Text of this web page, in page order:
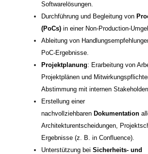
Softwarelösungen.
Durchführung und Begleitung von
(PoCs) in einer Non-Production-
Ableitung von
PoC-Ergebnisse.
Projektplanung: Erarbeitung von
Projektplänen und
Abstimmung mit internen
Erstellung einer
nachvollziehbaren Dokumentation
Architekturentscheidungen,
Ergebnisse (z. B. in Confluence).
Unterstützung bei Sicherheits- und